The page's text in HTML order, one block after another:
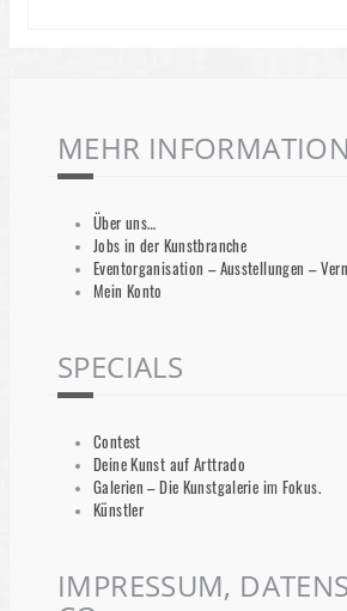
MEHR
Über uns…
Jobs in der Kunstbranche
Eventorganisation – Ausstellungen –
Mein Konto
SPECIALS
Contest
Deine Kunst auf Arttrado
Galerien – Die Kunstgalerie im Fokus.
Künstler
IMPRESSUM,